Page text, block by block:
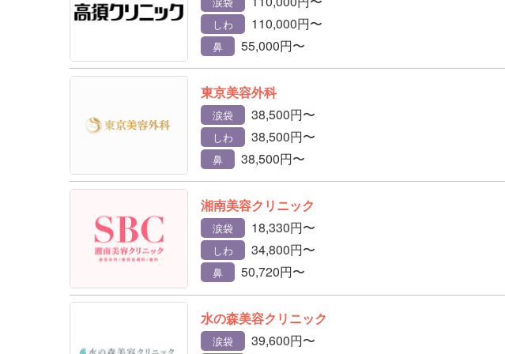
しわ 110,000円〜
鼻 55,000円〜
東京美容外科
涙袋 38,500円〜
しわ 38,500円〜
鼻 38,500円〜
湘南美容クリニック
涙袋 18,330円〜
しわ 34,800円〜
鼻 50,720円〜
水の森美容クリニック
涙袋
39,600円〜